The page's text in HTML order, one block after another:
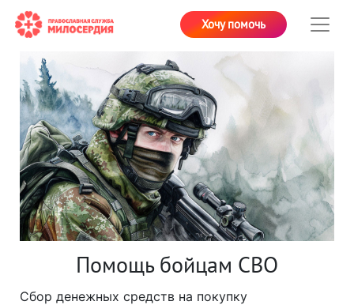
Хочу помочь
Помощь бойцам СВО
Сбор денежных средств на покупку